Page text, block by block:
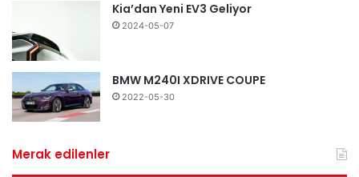
Kia’dan Yeni EV3 Geliyor
2024-05-07
BMW M240I XDRIVE COUPE
2022-05-30
Merak edilenler